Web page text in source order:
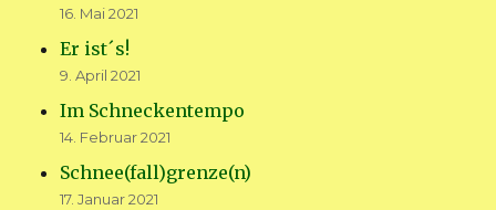
16. Mai 2021
Er ist´s!
9. April 2021
Im Schneckentempo
14. Februar 2021
Schnee(fall)grenze(n)
17. Januar 2021